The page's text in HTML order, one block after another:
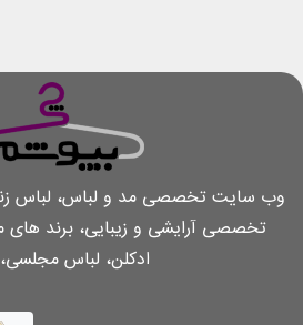
وب سایت تخصصی مد و لباس، لباس
تخصصی آرایشی و زیبایی، برند
ادکلن، لباس مجلسی،